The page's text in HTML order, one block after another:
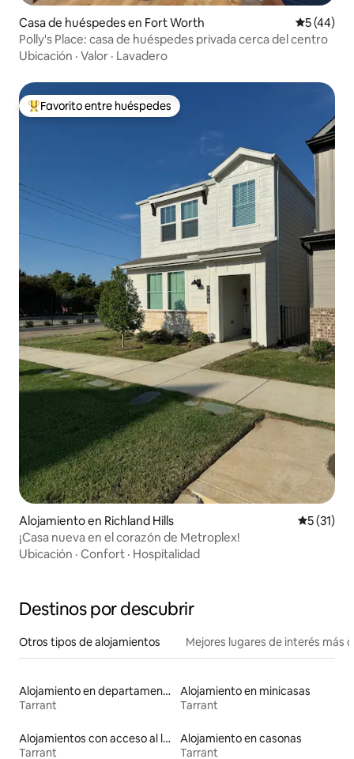
Casa de huéspedes en Fort Worth
5 (44)
Polly's Place: casa de huéspedes privada cerca del centro
Ubicación · Valor · Lavadero
Favorito entre los huéspedes más destacados
Favorito entre huéspedes
Alojamiento en Richland Hills
5 (31)
¡Casa nueva en el corazón de Metroplex!
Ubicación · Confort · Hospitalidad
Destinos por descubrir
Otros tipos de alojamientos Mejores lugares de interés más
Alojamiento en departamentos
Tarrant
Alojamiento en minicasas
Tarrant
Alojamientos con acceso al lago
Tarrant
Alojamiento en casonas
Tarrant